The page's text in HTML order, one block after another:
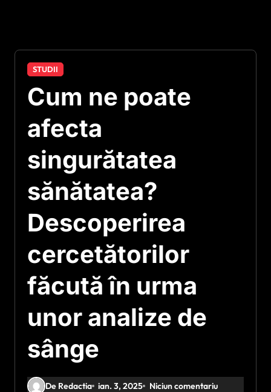
STUDII
Cum ne poate
afecta
singurătatea
sănătatea?
Descoperirea
cercetătorilor
făcută în urma
unor analize de
sânge
De Redactia ian. 3, 2025
Niciun comentariu